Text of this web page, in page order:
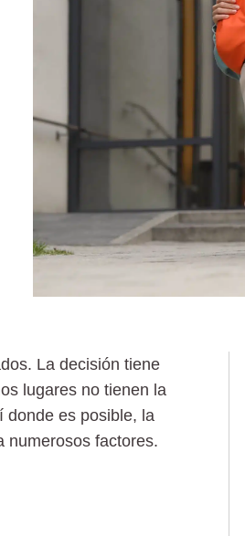
La decisión tiene
lugares no tienen la
donde es posible, la
numerosos factores.